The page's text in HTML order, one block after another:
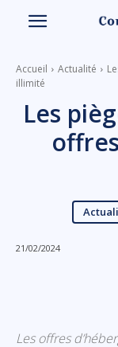
Accueil Actualité
illimité
Les
21/02/2024
Les offres